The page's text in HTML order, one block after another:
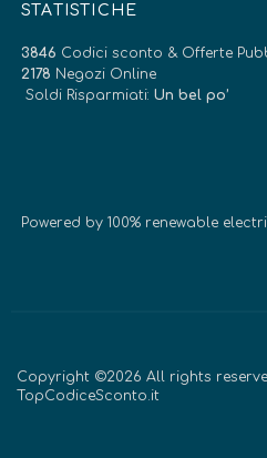
STATISTICHE
3846 Codici sconto & Offerte
2178 Negozi Online
Soldi Risparmiati: Un bel po’
Powered by 100% renewable
Copyright ©2026 All rights
TopCodiceSconto.it